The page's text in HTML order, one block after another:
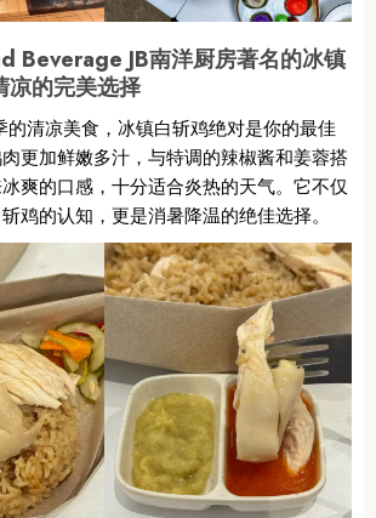
Beverage JB南洋厨房著名的冰镇
凉的完美选择
的清凉美食，冰镇白斩鸡绝对是你的最佳
更加鲜嫩多汁，与特调的辣椒酱和姜蓉搭
爽的口感，十分适合炎热的天气。它不仅
鸡的认知，更是消暑降温的绝佳选择。